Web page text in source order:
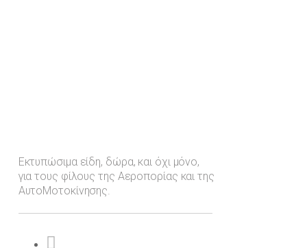
Εκτυπώσιμα είδη, δώρα, και όχι μόνο,
για τους φίλους της Αεροπορίας και της
ΑυτοΜοτοκίνησης.